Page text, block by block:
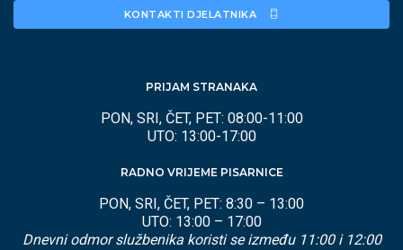
KONTAKTI DJELATNIKA
PRIJAM STRANAKA
PON, SRI, ČET, PET: 08:00-11:00
UTO: 13:00-17:00
RADNO VRIJEME PISARNICE
PON, SRI, ČET, PET: 8:30 – 13:00
UTO: 13:00 – 17:00
Dnevni odmor službenika koristi se između 11:00 i 12:00